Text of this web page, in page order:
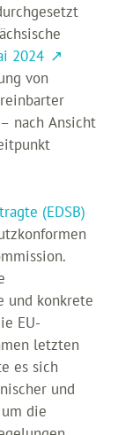
2024
von
nach Ansicht
(EDSB)
und konkrete
EU-
letzten
es sich
und
die